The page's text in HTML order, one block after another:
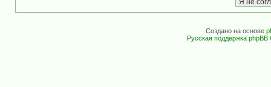
Создано на основе
Русская поддержка phpBB